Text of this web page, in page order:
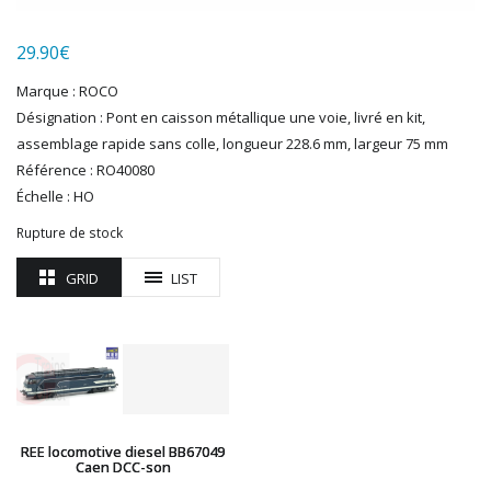
MAKETTE
MARLKIN
MKD
NOREV
NOVATEUR MODELES
PECO
PN SUD MODELISME
PREISER
REDUTEX
ROCO
29.90€
Marque : ROCO
Désignation : Pont en caisson métallique une voie, livré en kit,
assemblage rapide sans colle, longueur 228.6 mm, largeur 75 mm
Référence : RO40080
Échelle : HO
Rupture de stock
GRID LIST
REE locomotive diesel BB67049
Caen DCC-son